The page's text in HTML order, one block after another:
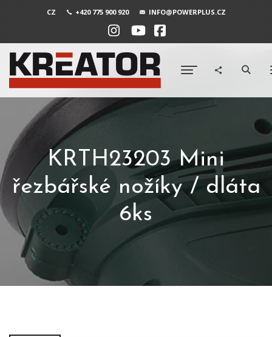
CZ +420 775 900 920 INFO@POWERPLUS.CZ
KRTH23203 Mini
řezbářské nožíky / dláta
6ks